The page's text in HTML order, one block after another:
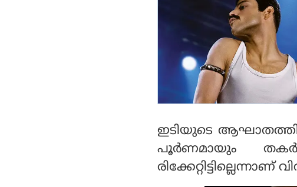
ഇടിയുടെ
പൂര്‍ണമായും
രിക്കേറ്റിട്ടില്ലെന്നാണ്